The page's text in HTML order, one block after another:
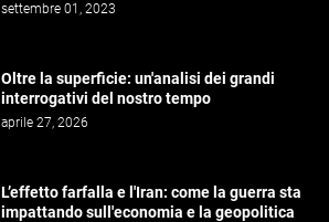
settembre 01, 2023
Oltre la superficie: un'analisi dei grandi
interrogativi del nostro tempo
aprile 27, 2026
L’effetto farfalla e l'Iran: come la guerra sta
impattando sull'economia e la geopolitica